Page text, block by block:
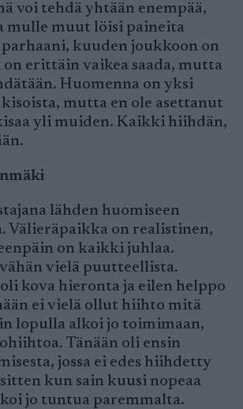
voi tehdä yhtään enempää,
mulle muut löisi paineita
parhaani, kuuden joukkoon on
erittäin vaikea saada, mutta
Huomenna on yksi
mutta en ole asettanut
yli muiden. Kaikki hiihdän,
lähden huomiseen
Välieräpaikka on realistinen,
on kaikki juhlaa.
vielä puutteellista.
kova hieronta ja eilen helppo
ei vielä ollut hiihto mitä
lopulla alkoi jo toimimaan,
Tänään oli ensin
jossa ei edes hiihdetty
kun sain kuusi nopeaa
jo tuntua paremmalta.